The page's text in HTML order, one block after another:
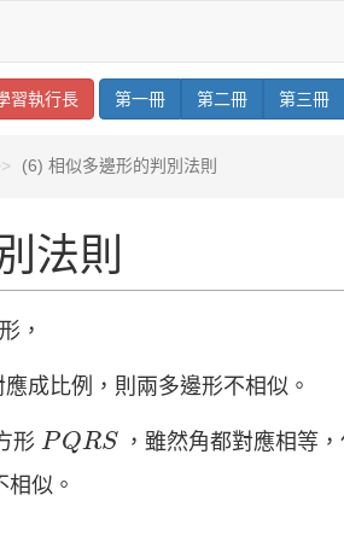
習執行長 第一冊 第二冊 第三冊
(6) 相似多邊形的判別法則
法則
，
成比例，則兩多邊形不相似。
形PQRS
PQRS ，雖然角都對應相等，
似。